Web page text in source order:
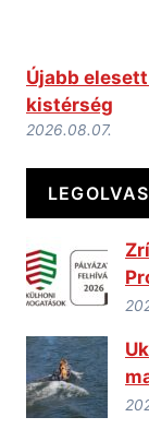
Újabb
kistérség
2026.08.07.